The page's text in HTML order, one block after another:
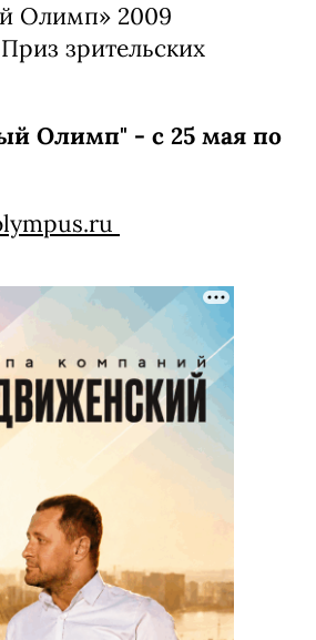
Олимп» 2009
зрительских
Олимп" - с 25 мая по